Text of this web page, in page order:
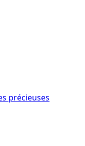
précieuses